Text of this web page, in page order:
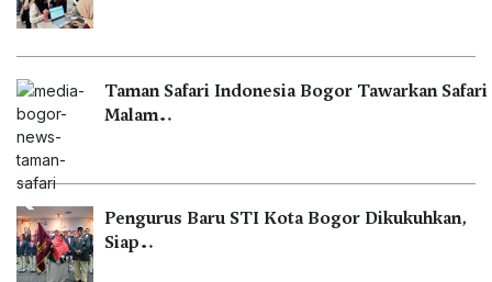
Taman Safari Indonesia Bogor Tawarkan Safari
Malam…
Pengurus Baru STI Kota Bogor Dikukuhkan,
Siap…